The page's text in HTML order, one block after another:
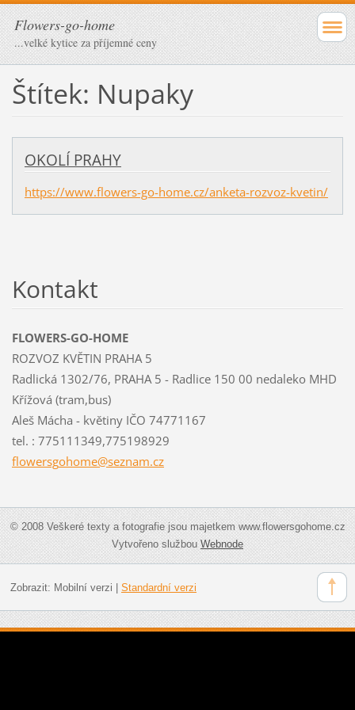
Flowers-go-home
...velké kytice za příjemné ceny
Štítek: Nupaky
OKOLÍ PRAHY
https://www.flowers-go-home.cz/anketa-rozvoz-kvetin/
Kontakt
FLOWERS-GO-HOME
ROZVOZ KVĚTIN PRAHA 5
Radlická 1302/76, PRAHA 5 - Radlice 150 00 nedaleko MHD
Křížová (tram,bus)
Aleš Mácha - květiny IČO 74771167
tel. : 775111349,775198929
flowersgohome@seznam.cz
© 2008 Veškeré texty a fotografie jsou majetkem www.flowersgohome.cz
Vytvořeno službouWebnode
Zobrazit: Mobilní verzi Standardní verzi